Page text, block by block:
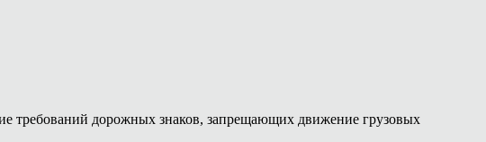
требований дорожных знаков, запрещающих движение грузовых